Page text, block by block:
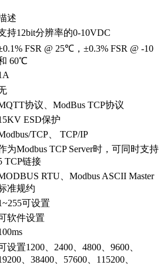
述
持12bit分辨率的0-10VDC
FSR @ 25℃，±0.3% FSR @ -10
60℃
协议、ModBus TCP协议
ESD保护
TCP、 TCP/IP
为Modbus TCP Server时，可同时支持
TCP链接
RTU、Modbus ASCII Master
准规约
可设置
软件设置
设置1200、2400、4800、9600、
、38400、57600、115200、